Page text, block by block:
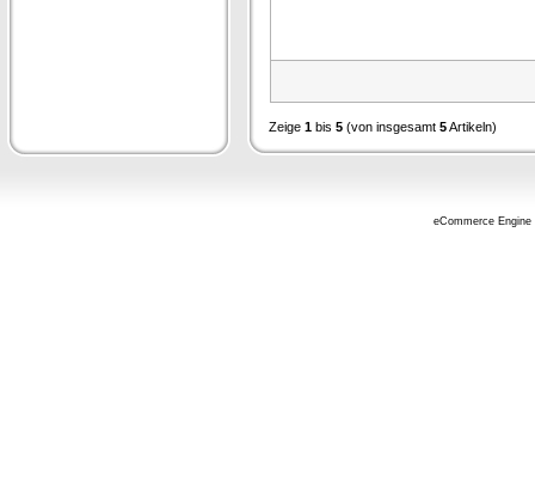
Zeige 1 bis 5 (von insgesamt 5Artikeln)
eCommerce